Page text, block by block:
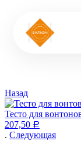
Назад
Тесто для
207,50 Р
. Следующая